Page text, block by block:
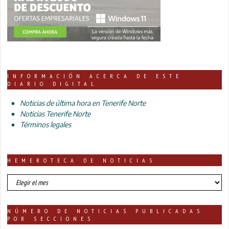
INFORMACIÓN ACERCA DE ESTE
DIARIO DIGITAL
Noticias de última hora en Tenerife Norte
Noticias Tenerife Norte
Términos legales
HEMEROTECA DE NOTICIAS
HEMEROTECA
DE
NÚMERO DE NOTICIAS PUBLICADAS
POR SECCIONES